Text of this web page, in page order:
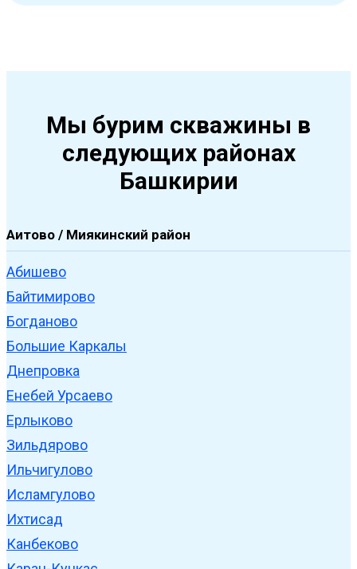
Мы бурим скважины в
следующих районах
Башкирии
Аитово / Миякинский район
Абишево
Байтимирово
Богданово
Большие Каркалы
Днепровка
Енебей Урсаево
Ерлыково
Зильдярово
Ильчигулово
Исламгулово
Ихтисад
Канбеково